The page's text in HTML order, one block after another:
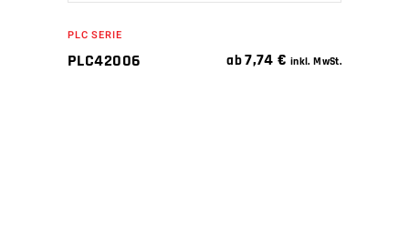
PLC SERIE
PLC42006 ab7,74€ inkl. MwSt.